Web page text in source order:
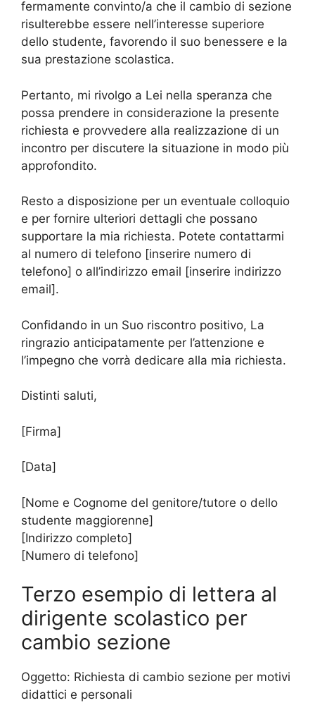
fermamente convinto/a che il cambio di sezione
risulterebbe essere nell’interesse superiore
dello studente, favorendo il suo benessere e la
sua prestazione scolastica.
Pertanto, mi rivolgo a Lei nella speranza che
possa prendere in considerazione la presente
richiesta e provvedere alla realizzazione di un
incontro per discutere la situazione in modo più
approfondito.
Resto a disposizione per un eventuale colloquio
e per fornire ulteriori dettagli che possano
supportare la mia richiesta. Potete contattarmi
al numero di telefono [inserire numero di
telefono] o all’indirizzo email [inserire indirizzo
email].
Confidando in un Suo riscontro positivo, La
ringrazio anticipatamente per l’attenzione e
l’impegno che vorrà dedicare alla mia richiesta.
Distinti saluti,
[Firma]
[Data]
[Nome e Cognome del genitore/tutore o dello
studente maggiorenne]
[Indirizzo completo]
[Numero di telefono]
Terzo esempio di lettera al
dirigente scolastico per
cambio sezione
Oggetto: Richiesta di cambio sezione per motivi
didattici e personali